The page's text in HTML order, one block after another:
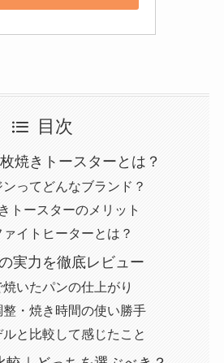
目次
焼きトースターとは？
ってどんなブランド？
トースターのメリット
イトヒーターとは？
実力を徹底レビュー
いたパンの仕上がり
・焼き時間の使い勝手
と比較して感じたこと